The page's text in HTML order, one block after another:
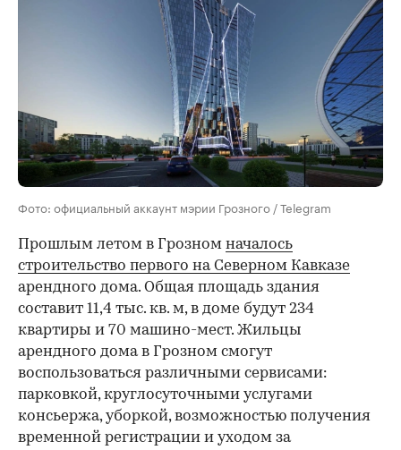
Фото: официальный аккаунт мэрии Грозного / Telegram
Прошлым летом в Грозном началось
строительство первого на Северном Кавказе
арендного дома. Общая площадь здания
составит 11,4 тыс. кв. м, в доме будут 234
квартиры и 70 машино-мест. Жильцы
арендного дома в Грозном смогут
воспользоваться различными сервисами:
парковкой, круглосуточными услугами
консьержа, уборкой, возможностью получения
временной регистрации и уходом за